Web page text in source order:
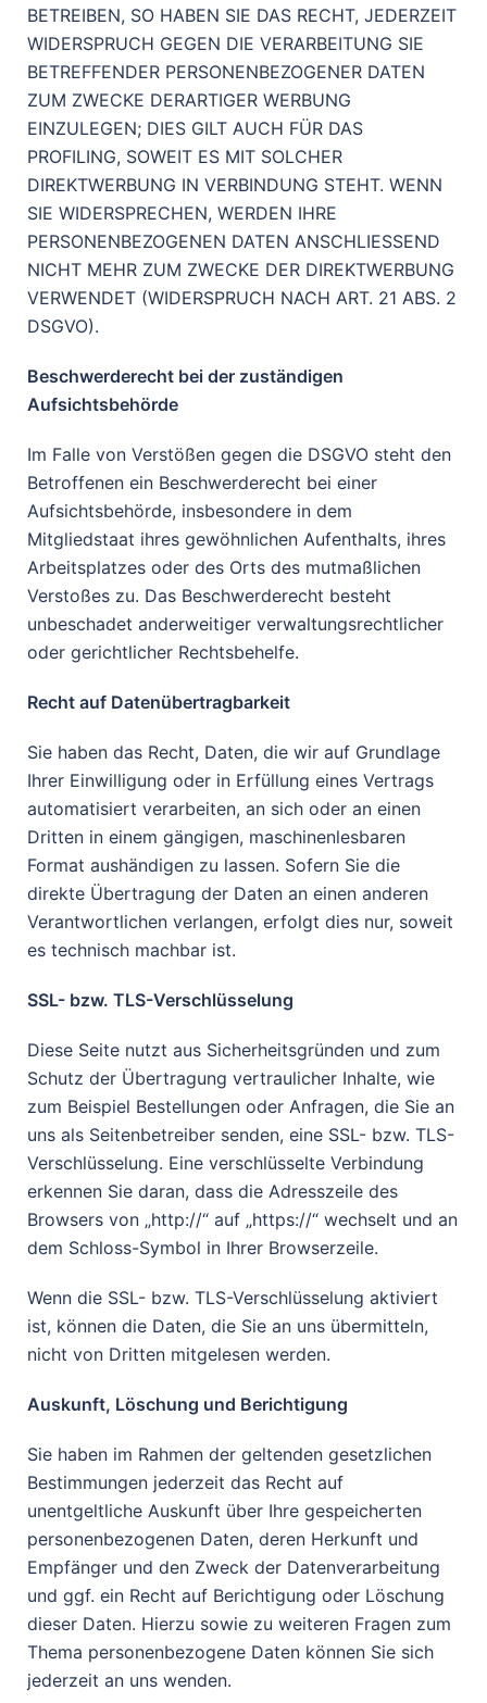
BETREIBEN, SO HABEN SIE DAS RECHT, JEDERZEIT
WIDERSPRUCH GEGEN DIE VERARBEITUNG SIE
BETREFFENDER PERSONENBEZOGENER DATEN
ZUM ZWECKE DERARTIGER WERBUNG
EINZULEGEN; DIES GILT AUCH FÜR DAS
PROFILING, SOWEIT ES MIT SOLCHER
DIREKTWERBUNG IN VERBINDUNG STEHT. WENN
SIE WIDERSPRECHEN, WERDEN IHRE
PERSONENBEZOGENEN DATEN ANSCHLIESSEND
NICHT MEHR ZUM ZWECKE DER DIREKTWERBUNG
VERWENDET (WIDERSPRUCH NACH ART. 21 ABS. 2
DSGVO).
Beschwerderecht bei der zuständigen
Aufsichtsbehörde
Im Falle von Verstößen gegen die DSGVO steht den
Betroffenen ein Beschwerderecht bei einer
Aufsichtsbehörde, insbesondere in dem
Mitgliedstaat ihres gewöhnlichen Aufenthalts, ihres
Arbeitsplatzes oder des Orts des mutmaßlichen
Verstoßes zu. Das Beschwerderecht besteht
unbeschadet anderweitiger verwaltungsrechtlicher
oder gerichtlicher Rechtsbehelfe.
Recht auf Datenübertragbarkeit
Sie haben das Recht, Daten, die wir auf Grundlage
Ihrer Einwilligung oder in Erfüllung eines Vertrags
automatisiert verarbeiten, an sich oder an einen
Dritten in einem gängigen, maschinenlesbaren
Format aushändigen zu lassen. Sofern Sie die
direkte Übertragung der Daten an einen anderen
Verantwortlichen verlangen, erfolgt dies nur, soweit
es technisch machbar ist.
SSL- bzw. TLS-Verschlüsselung
Diese Seite nutzt aus Sicherheitsgründen und zum
Schutz der Übertragung vertraulicher Inhalte, wie
zum Beispiel Bestellungen oder Anfragen, die Sie an
uns als Seitenbetreiber senden, eine SSL- bzw. TLS-
Verschlüsselung. Eine verschlüsselte Verbindung
erkennen Sie daran, dass die Adresszeile des
Browsers von „http://“ auf „https://“ wechselt und an
dem Schloss-Symbol in Ihrer Browserzeile.
Wenn die SSL- bzw. TLS-Verschlüsselung aktiviert
ist, können die Daten, die Sie an uns übermitteln,
nicht von Dritten mitgelesen werden.
Auskunft, Löschung und Berichtigung
Sie haben im Rahmen der geltenden gesetzlichen
Bestimmungen jederzeit das Recht auf
unentgeltliche Auskunft über Ihre gespeicherten
personenbezogenen Daten, deren Herkunft und
Empfänger und den Zweck der Datenverarbeitung
und ggf. ein Recht auf Berichtigung oder Löschung
dieser Daten. Hierzu sowie zu weiteren Fragen zum
Thema personenbezogene Daten können Sie sich
jederzeit an uns wenden.